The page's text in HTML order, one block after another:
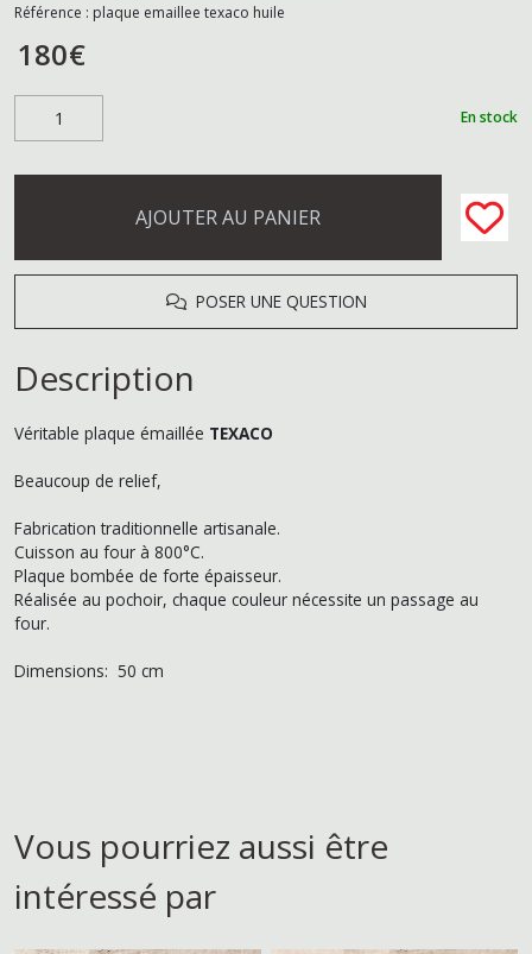
Référence : plaque emaillee texaco huile
180€
En stock
AJOUTER AU PANIER
POSER UNE QUESTION
Description
Véritable plaque émaillée TEXACO
Beaucoup de relief,
Fabrication traditionnelle artisanale.
Cuisson au four à 800°C.
Plaque bombée de forte épaisseur.
Réalisée au pochoir, chaque couleur nécessite un passage au
four.
Dimensions: 50 cm
Vous pourriez aussi être
intéressé par